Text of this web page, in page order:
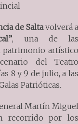
de Saltavolverá a
, una de las
patrimonio artístico
del Teatro
8 y 9 de julio, a las
Patrióticas.
Martín Miguel
recorrido por los